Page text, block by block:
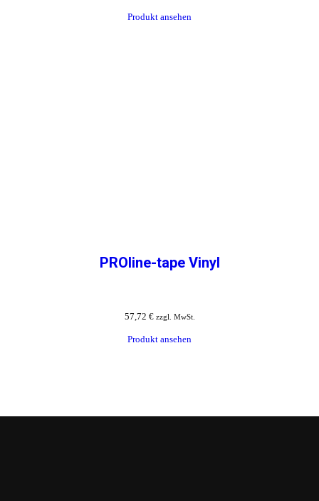
Produkt ansehen
PROline-tape Vinyl
57,72 € zzgl. MwSt.
Produkt ansehen